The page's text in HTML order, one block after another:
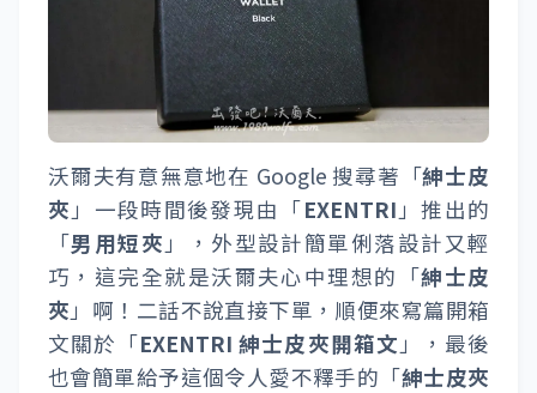
沃爾夫有意無意地在 Google 搜尋著「紳士皮
夾 」一段時間後發現由「EXENTRI 」推出的
「男用短夾 」，外型設計簡單俐落設計又輕
巧，這完全就是沃爾夫心中理想的「紳士皮
夾 」啊！二話不說直接下單，順便來寫篇開箱
文關於「EXENTRI 紳士皮夾開箱文 」，最後
也會簡單給予這個令人愛不釋手的「紳士皮夾